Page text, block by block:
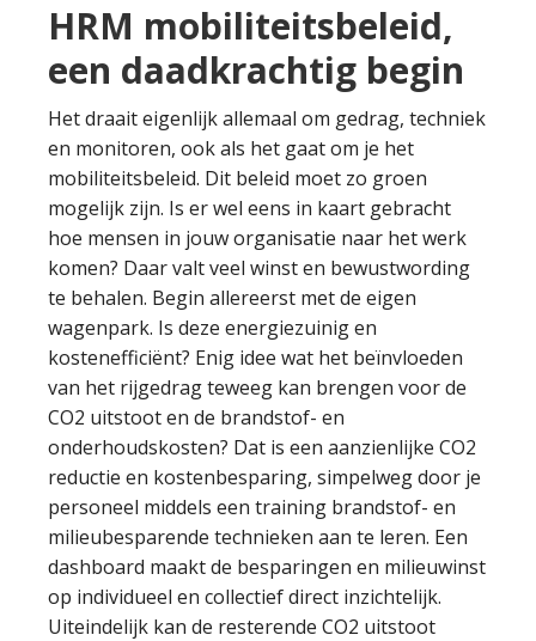
HRM mobiliteitsbeleid,
een daadkrachtig begin
Het draait eigenlijk allemaal om gedrag, techniek
en monitoren, ook als het gaat om je het
mobiliteitsbeleid. Dit beleid moet zo groen
mogelijk zijn. Is er wel eens in kaart gebracht
hoe mensen in jouw organisatie naar het werk
komen? Daar valt veel winst en bewustwording
te behalen. Begin allereerst met de eigen
wagenpark. Is deze energiezuinig en
kostenefficiënt? Enig idee wat het beïnvloeden
van het rijgedrag teweeg kan brengen voor de
CO2 uitstoot en de brandstof- en
onderhoudskosten? Dat is een aanzienlijke CO2
reductie en kostenbesparing, simpelweg door je
personeel middels een training brandstof- en
milieubesparende technieken aan te leren. Een
dashboard maakt de besparingen en milieuwinst
op individueel en collectief direct inzichtelijk.
Uiteindelijk kan de resterende CO2 uitstoot